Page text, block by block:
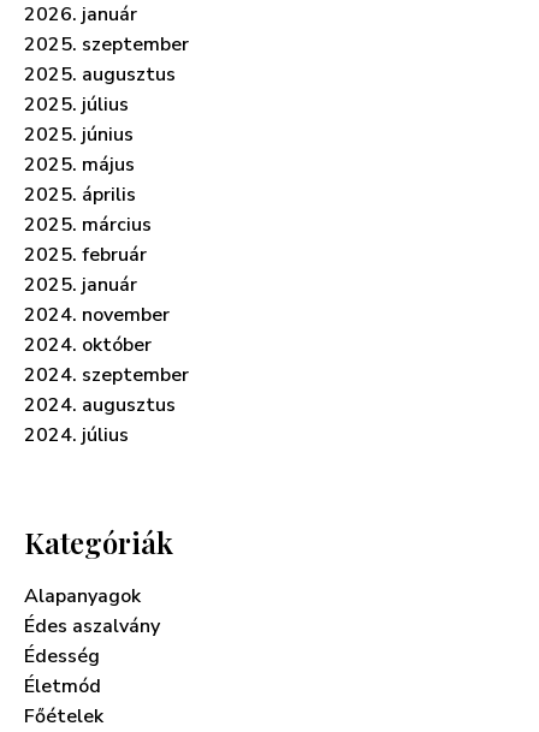
2026. január
2025. szeptember
2025. augusztus
2025. július
2025. június
2025. május
2025. április
2025. március
2025. február
2025. január
2024. november
2024. október
2024. szeptember
2024. augusztus
2024. július
Kategóriák
Alapanyagok
Édes aszalvány
Édesség
Életmód
Főételek